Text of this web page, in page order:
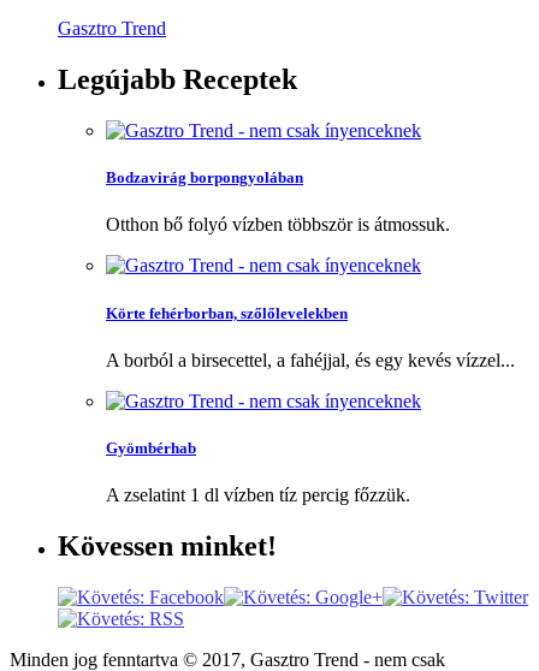
Gasztro Trend
Legújabb Receptek
Bodzavirág borpongyolában
Otthon bő folyó vízben többször is átmossuk.
Körte fehérborban, szőlőlevelekben
A borból a birsecettel, a fahéjjal, és egy kevés vízzel...
Gyömbérhab
A zselatint 1 dl vízben tíz percig főzzük.
Kövessen minket!
Minden jog fenntartva © 2017, Gasztro Trend - nem csak